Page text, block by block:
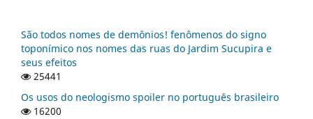
São todos nomes de demônios! fenômenos do signo
toponímico nos nomes das ruas do Jardim Sucupira e
seus efeitos
25441
Os usos do neologismo spoiler no português brasileiro
16200